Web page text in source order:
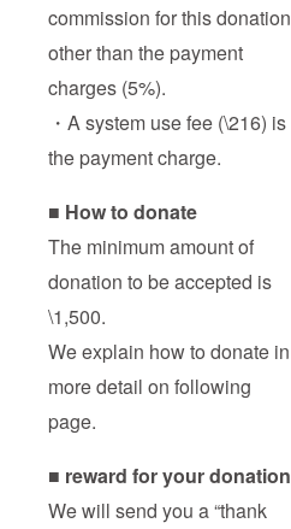
commission for this donation
other than the payment
charges (5%).
・A system use fee (\216) is
the payment charge.
■ How to donate
The minimum amount of
donation to be accepted is
\1,500.
We explain how to donate in
more detail on following
page.
■ reward for your donation
We will send you a “thank